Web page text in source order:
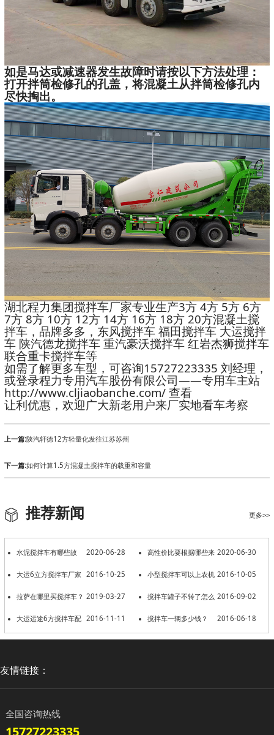
如是马达或减速器发生故障时请按以下方法处理：
打开拌筒检修孔的孔盖，将混凝土从拌筒检修孔内
尽快掏出。
湖北程力集团搅拌车厂家专业生产3方 4方 5方 6方
7方 8方 10方 12方 14方 16方 18方 20方混凝土搅
拌车，品牌多多，东风搅拌车 福田搅拌车 大运搅拌
车 陕汽德龙搅拌车 重汽豪沃搅拌车 红岩杰狮搅拌车
联合重卡搅拌车等
如需了解更多车型，可咨询15727223335 刘经理，
或登录程力专用汽车股份有限公司——专用车主站
http://www.cljiaobanche.com/ 查看
让利优惠，欢迎广大新老用户来厂实地看车考察
上一篇:陕汽轩德12方轻量化发往江苏苏州
下一篇:如何计算1.5方混凝土搅拌车的载重和容量
更多>>
推荐新闻
2020-06-28
水泥搅拌车有哪些故
障？
2020-06-30
高性价比要根据哪些来
选择？
2016-10-25
大运6立方搅拌车厂家
推荐
2016-10-05
小型搅拌车可以上农机
牌吗？
2019-03-27
拉萨在哪里买搅拌车？ 2016-09-02
搅拌车罐子不转了怎么
不办？
2016-11-11
大运运途6方搅拌车配
制实图
2016-06-18
搅拌车一辆多少钱？
友情链接：
全国咨询热线
15727223335